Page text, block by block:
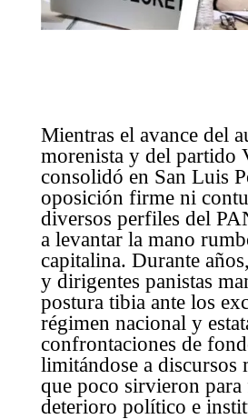
Mientras el avance del
morenista y del partido
consolidó en San Luis
oposición firme ni
diversos perfiles del
a levantar la mano
capitalina. Durante
y dirigentes panistas
postura tibia ante los
régimen nacional y
confrontaciones de
limitándose a discursos
que poco sirvieron para
deterioro político e